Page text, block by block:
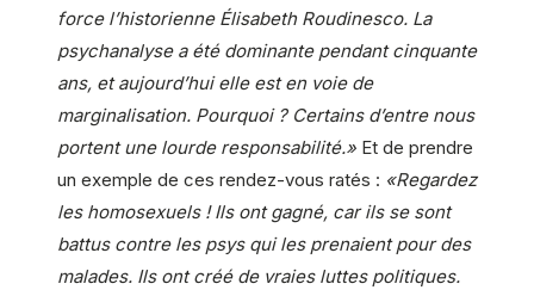
force l’historienne Élisabeth Roudinesco. La
psychanalyse a été dominante pendant cinquante
ans, et aujourd’hui elle est en voie de
marginalisation. Pourquoi ? Certains d’entre nous
portent une lourde responsabilité.» Et de prendre
un exemple de ces rendez-vous ratés : «Regardez
les homosexuels ! Ils ont gagné, car ils se sont
battus contre les psys qui les prenaient pour des
malades. Ils ont créé de vraies luttes politiques.